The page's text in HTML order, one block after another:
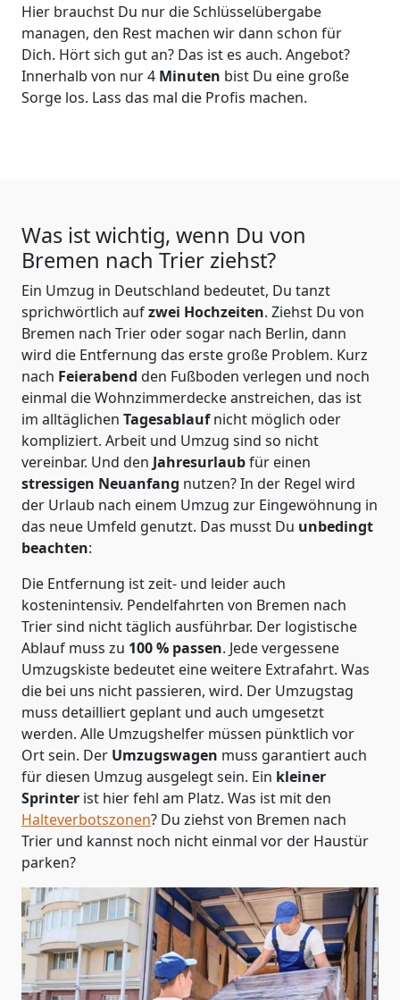
Hier brauchst Du nur die Schlüsselübergabe
managen, den Rest machen wir dann schon für
Dich. Hört sich gut an? Das ist es auch. Angebot?
Innerhalb von nur 4 Minuten bist Du eine große
Sorge los. Lass das mal die Profis machen.
Was ist wichtig, wenn Du von
Bremen nach Trier ziehst?
Ein Umzug in Deutschland bedeutet, Du tanzt
sprichwörtlich aufzwei Hochzeiten. Ziehst Du von
Bremen nach Trier oder sogar nach Berlin, dann
wird die Entfernung das erste große Problem. Kurz
nach Feierabend den Fußboden verlegen und noch
einmal die Wohnzimmerdecke anstreichen, das ist
im alltäglichen Tagesablaufnicht möglich oder
kompliziert. Arbeit und Umzug sind so nicht
vereinbar. Und den Jahresurlaubfür einen
stressigen Neuanfang nutzen? In der Regel wird
der Urlaub nach einem Umzug zur Eingewöhnung in
das neue Umfeld genutzt. Das musst Du unbedingt
beachten:
Die Entfernung ist zeit- und leider auch
kostenintensiv. Pendelfahrten von Bremen nach
Trier sind nicht täglich ausführbar. Der logistische
Ablauf muss zu 100 % passen. Jede vergessene
Umzugskiste bedeutet eine weitere Extrafahrt. Was
die bei uns nicht passieren, wird. Der Umzugstag
muss detailliert geplant und auch umgesetzt
werden. Alle Umzugshelfer müssen pünktlich vor
Ort sein. Der Umzugswagen muss garantiert auch
für diesen Umzug ausgelegt sein. Ein kleiner
Sprinter ist hier fehl am Platz. Was ist mit den
Halteverbotszonen? Du ziehst von Bremen nach
Trier und kannst noch nicht einmal vor der Haustür
parken?